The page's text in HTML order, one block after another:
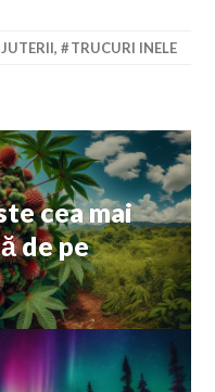
, TRUCURI INELE
cea mai
de pe